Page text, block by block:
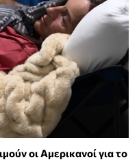
οι Αμερικανοί για το